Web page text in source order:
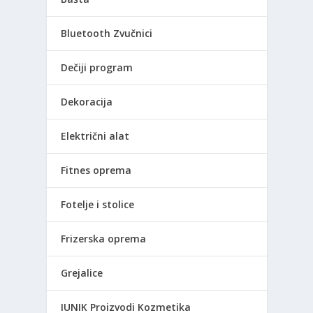
Bluetooth Zvučnici
Dečiji program
Dekoracija
Električni alat
Fitnes oprema
Fotelje i stolice
Frizerska oprema
Grejalice
IUNIK Proizvodi Kozmetika